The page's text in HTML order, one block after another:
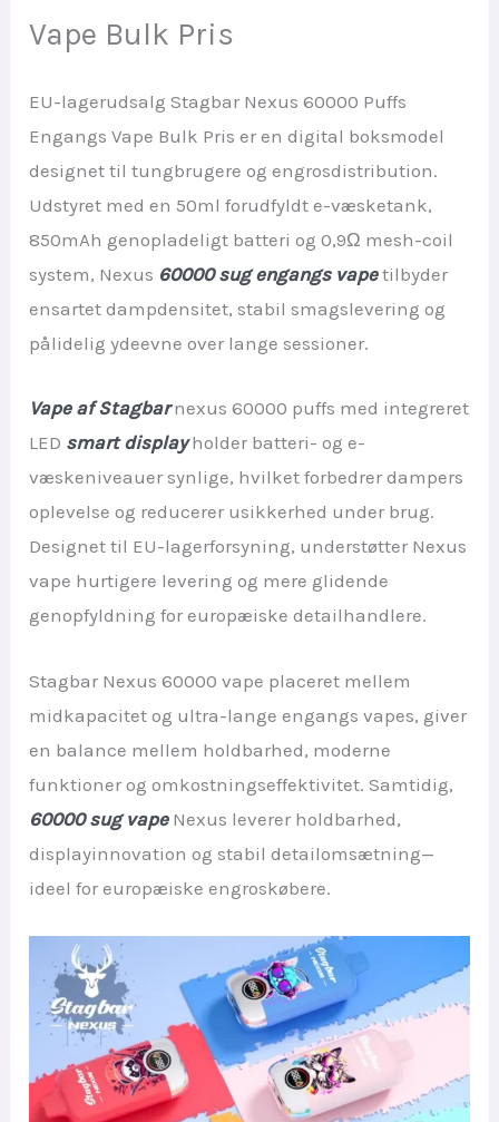
Vape Bulk Pris
EU-lagerudsalg Stagbar Nexus 60000 Puffs
Engangs Vape Bulk Pris er en digital boksmodel
designet til tungbrugere og engrosdistribution.
Udstyret med en 50ml forudfyldt e-væsketank,
850mAh genopladeligt batteri og 0,9Ω mesh-coil
system, Nexus 60000 sug engangs vapetilbyder
ensartet dampdensitet, stabil smagslevering og
pålidelig ydeevne over lange sessioner.
Vape af Stagbarnexus 60000 puffs med integreret
LED smart displayholder batteri- og e-
væskeniveauer synlige, hvilket forbedrer dampers
oplevelse og reducerer usikkerhed under brug.
Designet til EU-lagerforsyning, understøtter Nexus
vape hurtigere levering og mere glidende
genopfyldning for europæiske detailhandlere.
Stagbar Nexus 60000 vape placeret mellem
midkapacitet og ultra-lange engangs vapes, giver
en balance mellem holdbarhed, moderne
funktioner og omkostningseffektivitet. Samtidig,
60000 sug vapeNexus leverer holdbarhed,
displayinnovation og stabil detailomsætning—
ideel for europæiske engroskøbere.